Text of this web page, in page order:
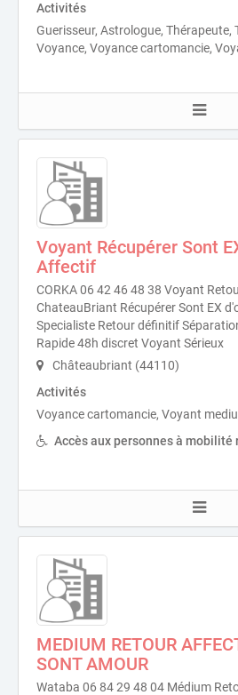
Activités
Guerisseur, Astrologue, Thérapeute,
Voyance, Voyance cartomancie,
Voyant Récupérer Sont
Affectif
CORKA 06 42 46 48 38 Voyant
ChateauBriant Récupérer Sont EX
Specialiste Retour définitif
Rapide 48h discret Voyant Sérieux
Châteaubriant (44110)
Activités
Voyance cartomancie, Voyant
Accès aux personnes à mobilité
MEDIUM RETOUR
SONT AMOUR
Wataba 06 84 29 48 04 Médium